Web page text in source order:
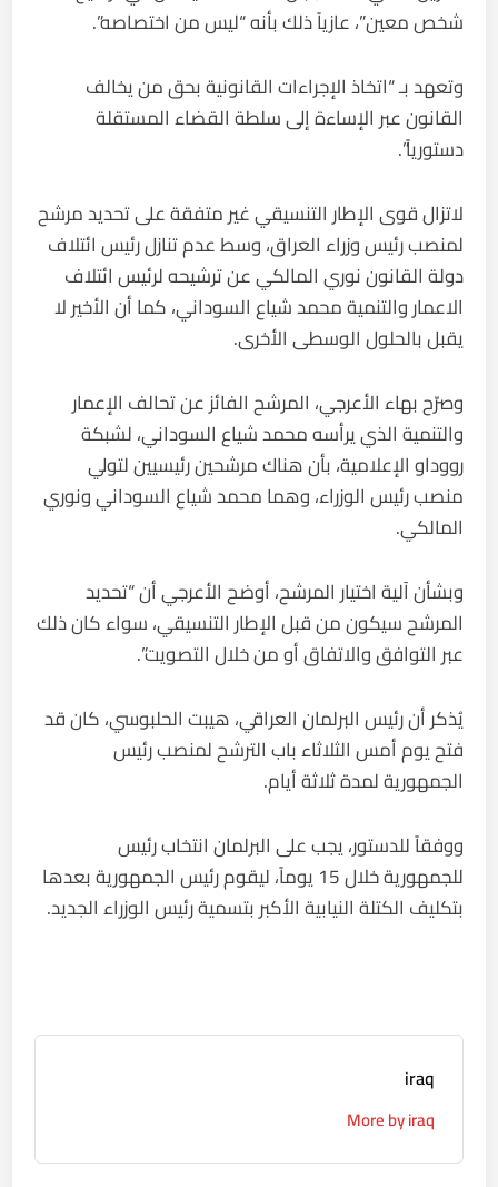
شخص معين”، عازياً ذلك بأنه “ليس من اختصاصه”.
وتعهد بـ “اتخاذ الإجراءات القانونية بحق من يخالف
القانون عبر الإساءة إلى سلطة القضاء المستقلة
دستورياً”.
لاتزال قوى الإطار التنسيقي غير متفقة على تحديد مرشح
لمنصب رئيس وزراء العراق، وسط عدم تنازل رئيس ائتلاف
دولة القانون نوري المالكي عن ترشيحه لرئيس ائتلاف
الاعمار والتنمية محمد شياع السوداني، كما أن الأخير لا
يقبل بالحلول الوسطى الأخرى.
وصرّح بهاء الأعرجي، المرشح الفائز عن تحالف الإعمار
والتنمية الذي يرأسه محمد شياع السوداني، لشبكة
رووداو الإعلامية، بأن هناك مرشحين رئيسيين لتولي
منصب رئيس الوزراء، وهما محمد شياع السوداني ونوري
المالكي.
وبشأن آلية اختيار المرشح، أوضح الأعرجي أن “تحديد
المرشح سيكون من قبل الإطار التنسيقي، سواء كان ذلك
عبر التوافق والاتفاق أو من خلال التصويت”.
يُذكر أن رئيس البرلمان العراقي، هيبت الحلبوسي، كان قد
فتح يوم أمس الثلاثاء باب الترشح لمنصب رئيس
الجمهورية لمدة ثلاثة أيام.
ووفقاً للدستور، يجب على البرلمان انتخاب رئيس
للجمهورية خلال 15 يوماً، ليقوم رئيس الجمهورية بعدها
بتكليف الكتلة النيابية الأكبر بتسمية رئيس الوزراء الجديد.
iraq
More by iraq